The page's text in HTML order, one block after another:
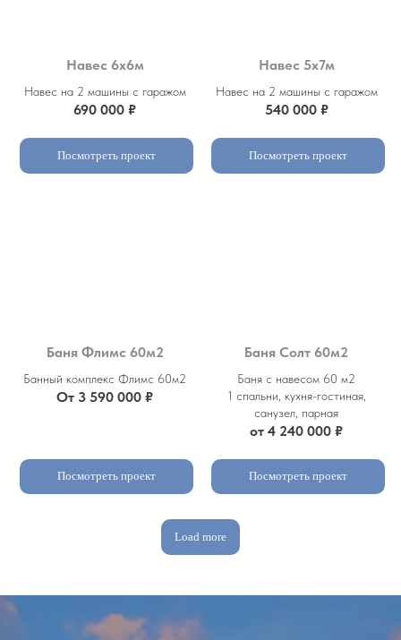
Навес 6х6м
Навес на 2 машины с гаражом
690 000 ₽
Посмотреть проект
Навес 5х7м
Навес на 2 машины с гаражом
540 000 ₽
Посмотреть проект
Баня Флимс 60м2
Банный комплекс Флимс 60м2
От 3 590 000 ₽
Посмотреть проект
Баня Солт 60м2
Баня с навесом 60 м2
1 спальни, кухня-гостиная,
санузел, парная
от 4 240 000 ₽
Посмотреть проект
Load more